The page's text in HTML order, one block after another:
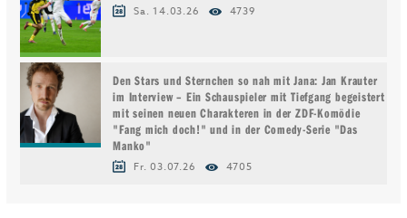
Sa. 14.03.26 4739
Den Stars und Sternchen so nah mit Jana: Jan Krauter
im Interview – Ein Schauspieler mit Tiefgang begeistert
mit seinen neuen Charakteren in der ZDF-Komödie
"Fang mich doch!" und in der Comedy-Serie "Das
Manko"
Fr. 03.07.26 4705